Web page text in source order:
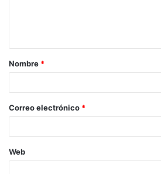
Nombre *
Correo electrónico *
Web